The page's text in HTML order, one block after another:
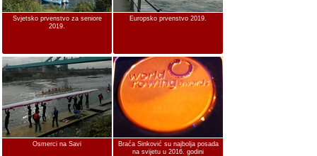
Svjetsko prvenstvo za seniore
2019.
Europsko prvenstvo 2019.
Osmerci na Savi
Braća Sinković su najbolja posada
na svijetu u 2016. godini